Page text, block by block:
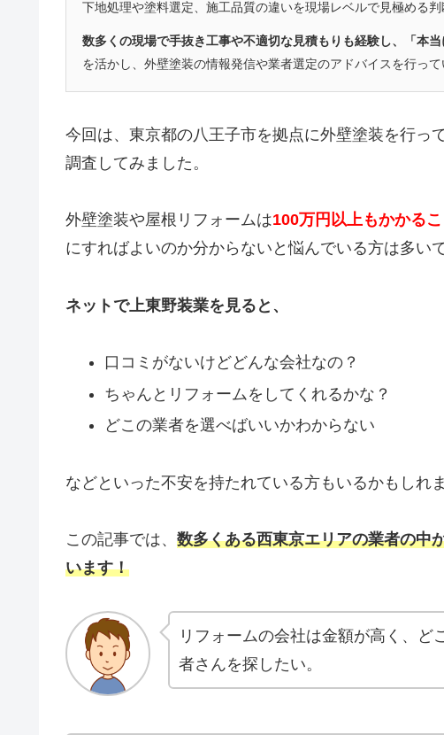
下地処理や塗料選定、施工品質の違いを現場レベルで見極める判
数多くの現場で手抜き工事や不適切な見積もりも経験し、「本
を活かし、外壁塗装の情報発信や業者選定のアドバイスを行って
今回は、東京都の八王子市を拠点に外壁塗装を行っ
調査してみました。
外壁塗装や屋根リフォームは100万円以上もかかる
にすればよいのか分からないと悩んでいる方は多いで
ネットで上東野装業を見ると、
口コミがないけどどんな会社なの？
ちゃんとリフォームをしてくれるかな？
どこの業者を選べばいいかわからない
などといった不安を持たれている方もいるかもしれま
この記事では、 数多くある西東京エリアの業者の中
います！
リフォームの会社は金額が高く、ど
者さんを探したい。